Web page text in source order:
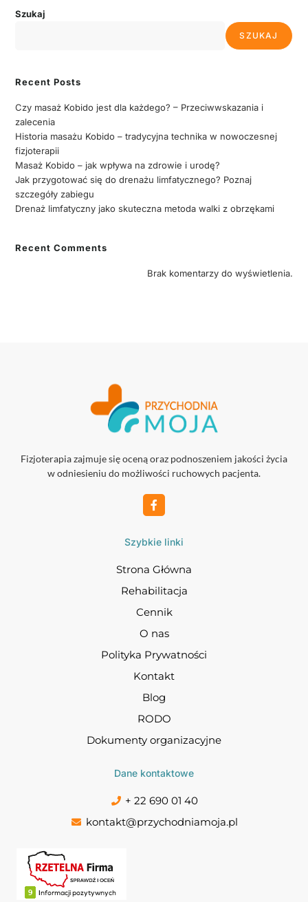
Szukaj
SZUKAJ
Recent Posts
Czy masaż Kobido jest dla każdego? – Przeciwwskazania i
zalecenia
Historia masażu Kobido – tradycyjna technika w nowoczesnej
fizjoterapii
Masaż Kobido – jak wpływa na zdrowie i urodę?
Jak przygotować się do drenażu limfatycznego? Poznaj
szczegóły zabiegu
Drenaż limfatyczny jako skuteczna metoda walki z obrzękami
Recent Comments
Brak komentarzy do wyświetlenia.
Fizjoterapia zajmuje się oceną oraz podnoszeniem jakości życia
w odniesieniu do możliwości ruchowych pacjenta.
Szybkie linki
Strona Główna
Rehabilitacja
Cennik
O nas
Polityka Prywatności
Kontakt
Blog
RODO
Dokumenty organizacyjne
Dane kontaktowe
+ 22 690 01 40
kontakt@przychodniamoja.pl